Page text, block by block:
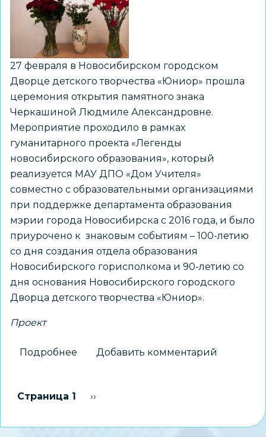
МБОУ
СОШ
№
198
27 февраля в Новосибирском городском
Дворце детского творчества «Юниор» прошла
церемония открытия памятного знака
Черкашиной Людмиле Александровне.
Мероприятие проходило в рамках
гуманитарного проекта «Легенды
новосибирского образования», который
реализуется МАУ ДПО «Дом Учителя»
совместно с образовательными организациями
при поддержке департамента образования
мэрии города Новосибирска с 2016 года, и было
приурочено к знаковым событиям – 100-летию
со дня создания отдела образования
Новосибирского горисполкома и 90-летию со
дня основания Новосибирского городского
Дворца детского творчества «Юниор».
Проект
Подробнее
открыли
знак
Добавить комментарий
Нумерация
Страница 1 Следующая страница
››